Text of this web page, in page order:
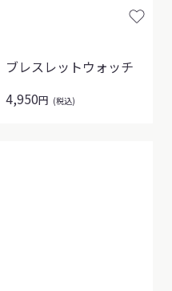
ブレスレットウォッチ
4,950円 (税込)